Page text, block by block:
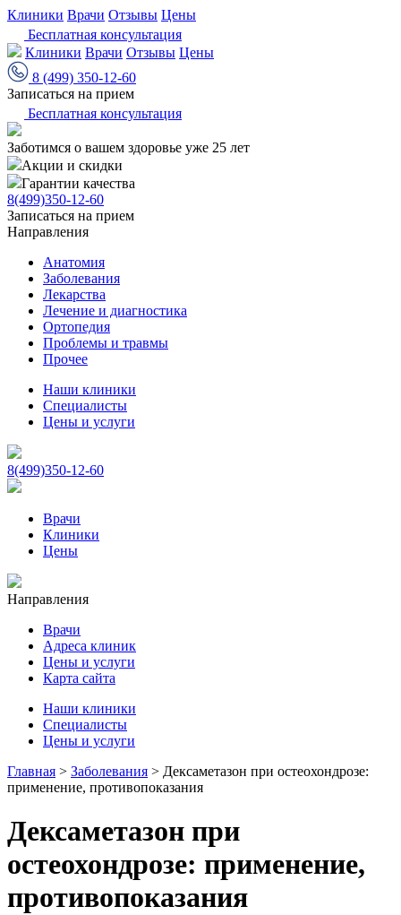
Клиники Врачи Отзывы Цены
Бесплатная консультация
Клиники Врачи Отзывы Цены
8 (499) 350-12-60
Записаться на прием
Бесплатная консультация
Заботимся о вашем здоровье уже 25 лет
Акции и скидки
Гарантии качества
8(499)350-12-60
Записаться на прием
Направления
Анатомия
Заболевания
Лекарства
Лечение и диагностика
Ортопедия
Проблемы и травмы
Прочее
Наши клиники
Специалисты
Цены и услуги
8(499)350-12-60
Врачи
Клиники
Цены
Направления
Врачи
Адреса клиник
Цены и услуги
Карта сайта
Наши клиники
Специалисты
Цены и услуги
Главная > Заболевания > Дексаметазон при остеохондрозе:
применение, противопоказания
Дексаметазон при
остеохондрозе: применение,
противопоказания